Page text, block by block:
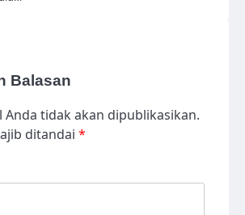
Balasan
Anda tidak akan dipublikasikan.
ditandai *